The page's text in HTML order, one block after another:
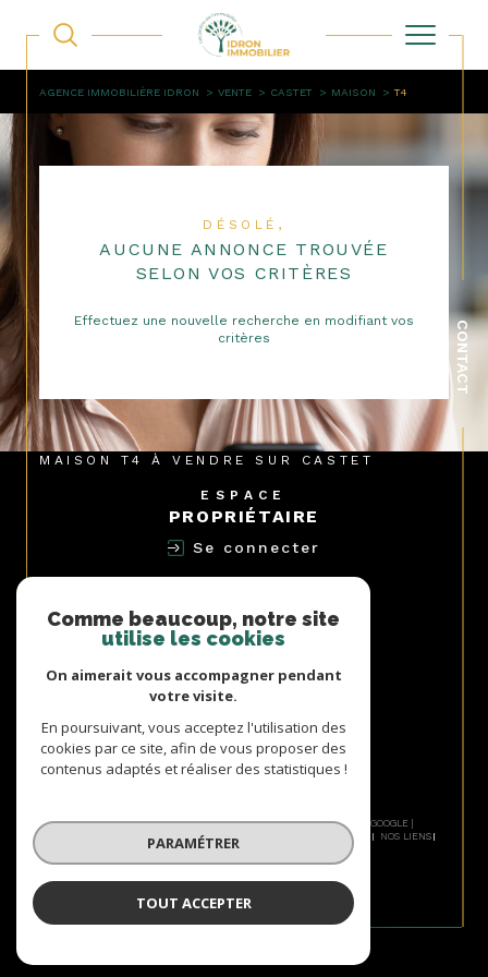
CONTACT
AGENCE IMMOBILIÈRE IDRON VENTE CASTET MAISON T4
DÉSOLÉ,
AUCUNE ANNONCE TROUVÉE
SELON VOS CRITÈRES
Effectuez une nouvelle recherche en modifiant vos
critères
MAISON T4 À VENDRE SUR CASTET
ESPACE
PROPRIÉTAIRE
Se connecter
ADHÉRONS
AVIS
CLIENTS
© 2026 | TOUS DROITS RÉSERVÉS | TRADUCTION POWERED BY GOOGLE |
PLAN DU SITE ADMIN
NOS LIENS
POLITIQUE RGPD
Comme beaucoup, notre site
utilise les cookies
On aimerait vous accompagner pendant
votre visite.
En poursuivant, vous acceptez l'utilisation des
cookies par ce site, afin de vous proposer des
contenus adaptés et réaliser des statistiques !
PARAMÉTRER
TOUT ACCEPTER